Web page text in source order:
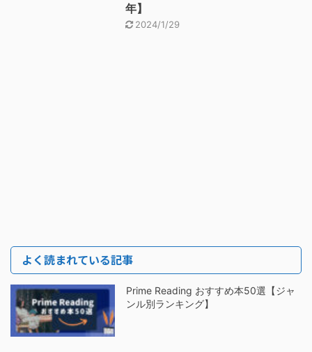
年】
2024/1/29
よく読まれている記事
Prime Reading おすすめ本50選【ジャ
ンル別ランキング】